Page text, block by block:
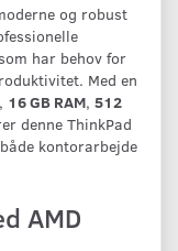
og robust
har behov for
Med en
, 16 GB RAM, 512
denne ThinkPad
kontorarbejde
AMD